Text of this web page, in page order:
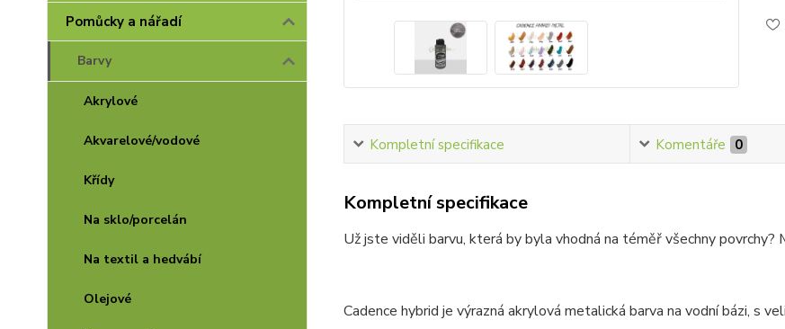
Pomůcky a nářadí
Barvy
Akrylové
Akvarelové/vodové
Křídy
Na sklo/porcelán
Na textil a hedvábí
Olejové
Kompletní specifikace Komentáře 0
Kompletní specifikace
Už jste viděli barvu, která by byla vhodná na téměř všechny povrchy?
Cadence hybrid je výrazná akrylová metalická barva na vodní bázi, s